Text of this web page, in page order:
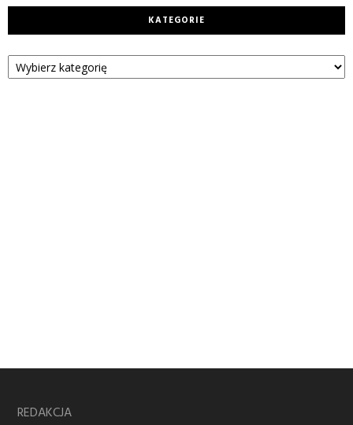
KATEGORIE
Kategorie
REDAKCJA